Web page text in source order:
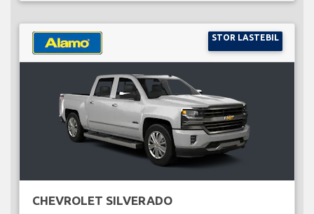
STOR LASTEBIL
CHEVROLET SILVERADO